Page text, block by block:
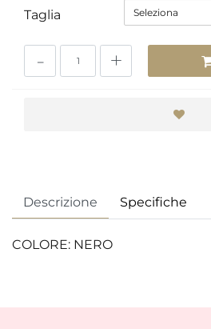
Taglia Seleziona
Descrizione Specifiche
COLORE: NERO